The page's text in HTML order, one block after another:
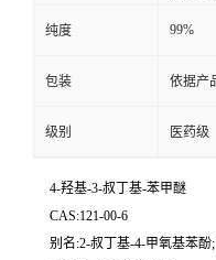
纯度 99%
包装 依据产
级别 医药级
4-羟基-3-叔丁基-苯甲醚
CAS:121-00-6
别名:2-叔丁基-4-甲氧基苯